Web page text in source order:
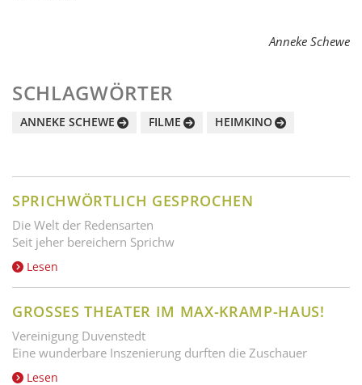
Anneke Schewe
SCHLAGWÖRTER
ANNEKE SCHEWE FILME HEIMKINO
SPRICHWÖRTLICH GESPROCHEN
Die Welt der Redensarten
Seit jeher bereichern Sprichw
Lesen
GROSSES THEATER IM MAX-KRAMP-HAUS!
Vereinigung Duvenstedt
Eine wunderbare Inszenierung durften die Zuschauer
Lesen